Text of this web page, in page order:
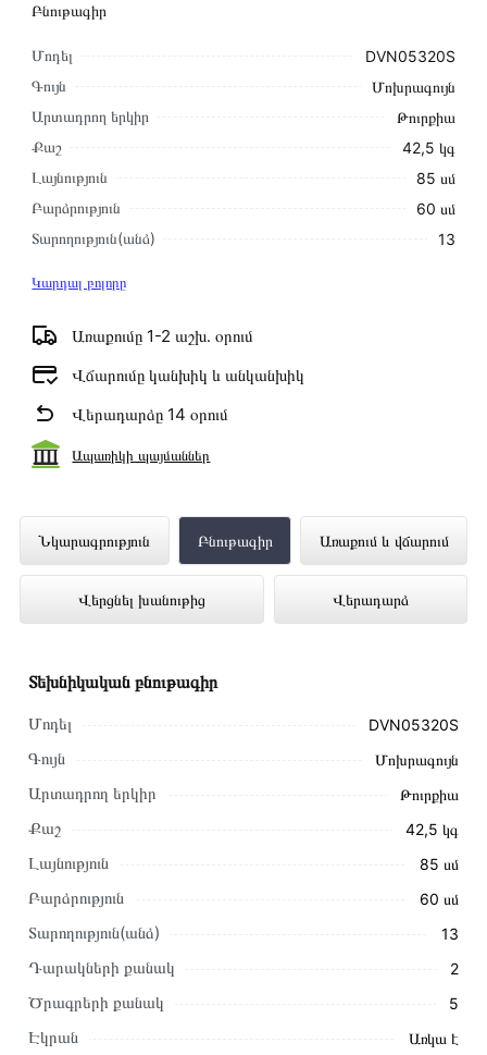
Բնութագիր
Մոդել
DVN05320S
Գույն
Մոխրագույն
Արտադրող երկիր
Թուրքիա
Քաշ
42,5 կգ
Լայնություն
85 սմ
Բարձրություն
60 սմ
Տարողություն(անձ)
13
Կարդալ բոլորը
Առաքումը 1-2 աշխ․ օրում
Վճարումը կանխիկ և անկանխիկ
Վերադարձը 14 օրում
Ապառիկի պայմաններ
Նկարագրություն Բնութագիր Առաքում և վճարում
Վերցնել խանութից Վերադարձ
Սպասք լվացող մեքենա BEKO
DVN05320S ներկայացված է
Technomix առցանց խանութում լավագույն
Այս ապրանքը գնելու համար սեղմեք
Տեխնիկական բնութագիր
Մոդել DVN05320S
Գույն Մոխրագույն
Արտադրող երկիր Թուրքիա
Քաշ 42,5 կգ
Լայնություն 85 սմ
Բարձրություն 60 սմ
Տարողություն(անձ) 13
Դարակների քանակ 2
Ծրագրերի քանակ 5
Էկրան Առկա է